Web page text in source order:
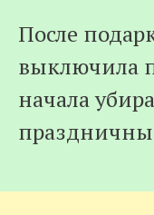
После
выключила
начала